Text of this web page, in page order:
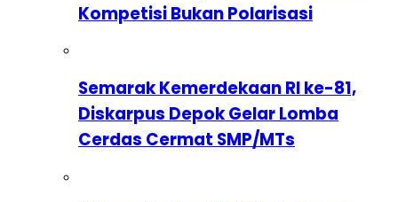
Kompetisi Bukan Polarisasi
Semarak Kemerdekaan RI ke-81,
Diskarpus Depok Gelar Lomba
Cerdas Cermat SMP/MTs